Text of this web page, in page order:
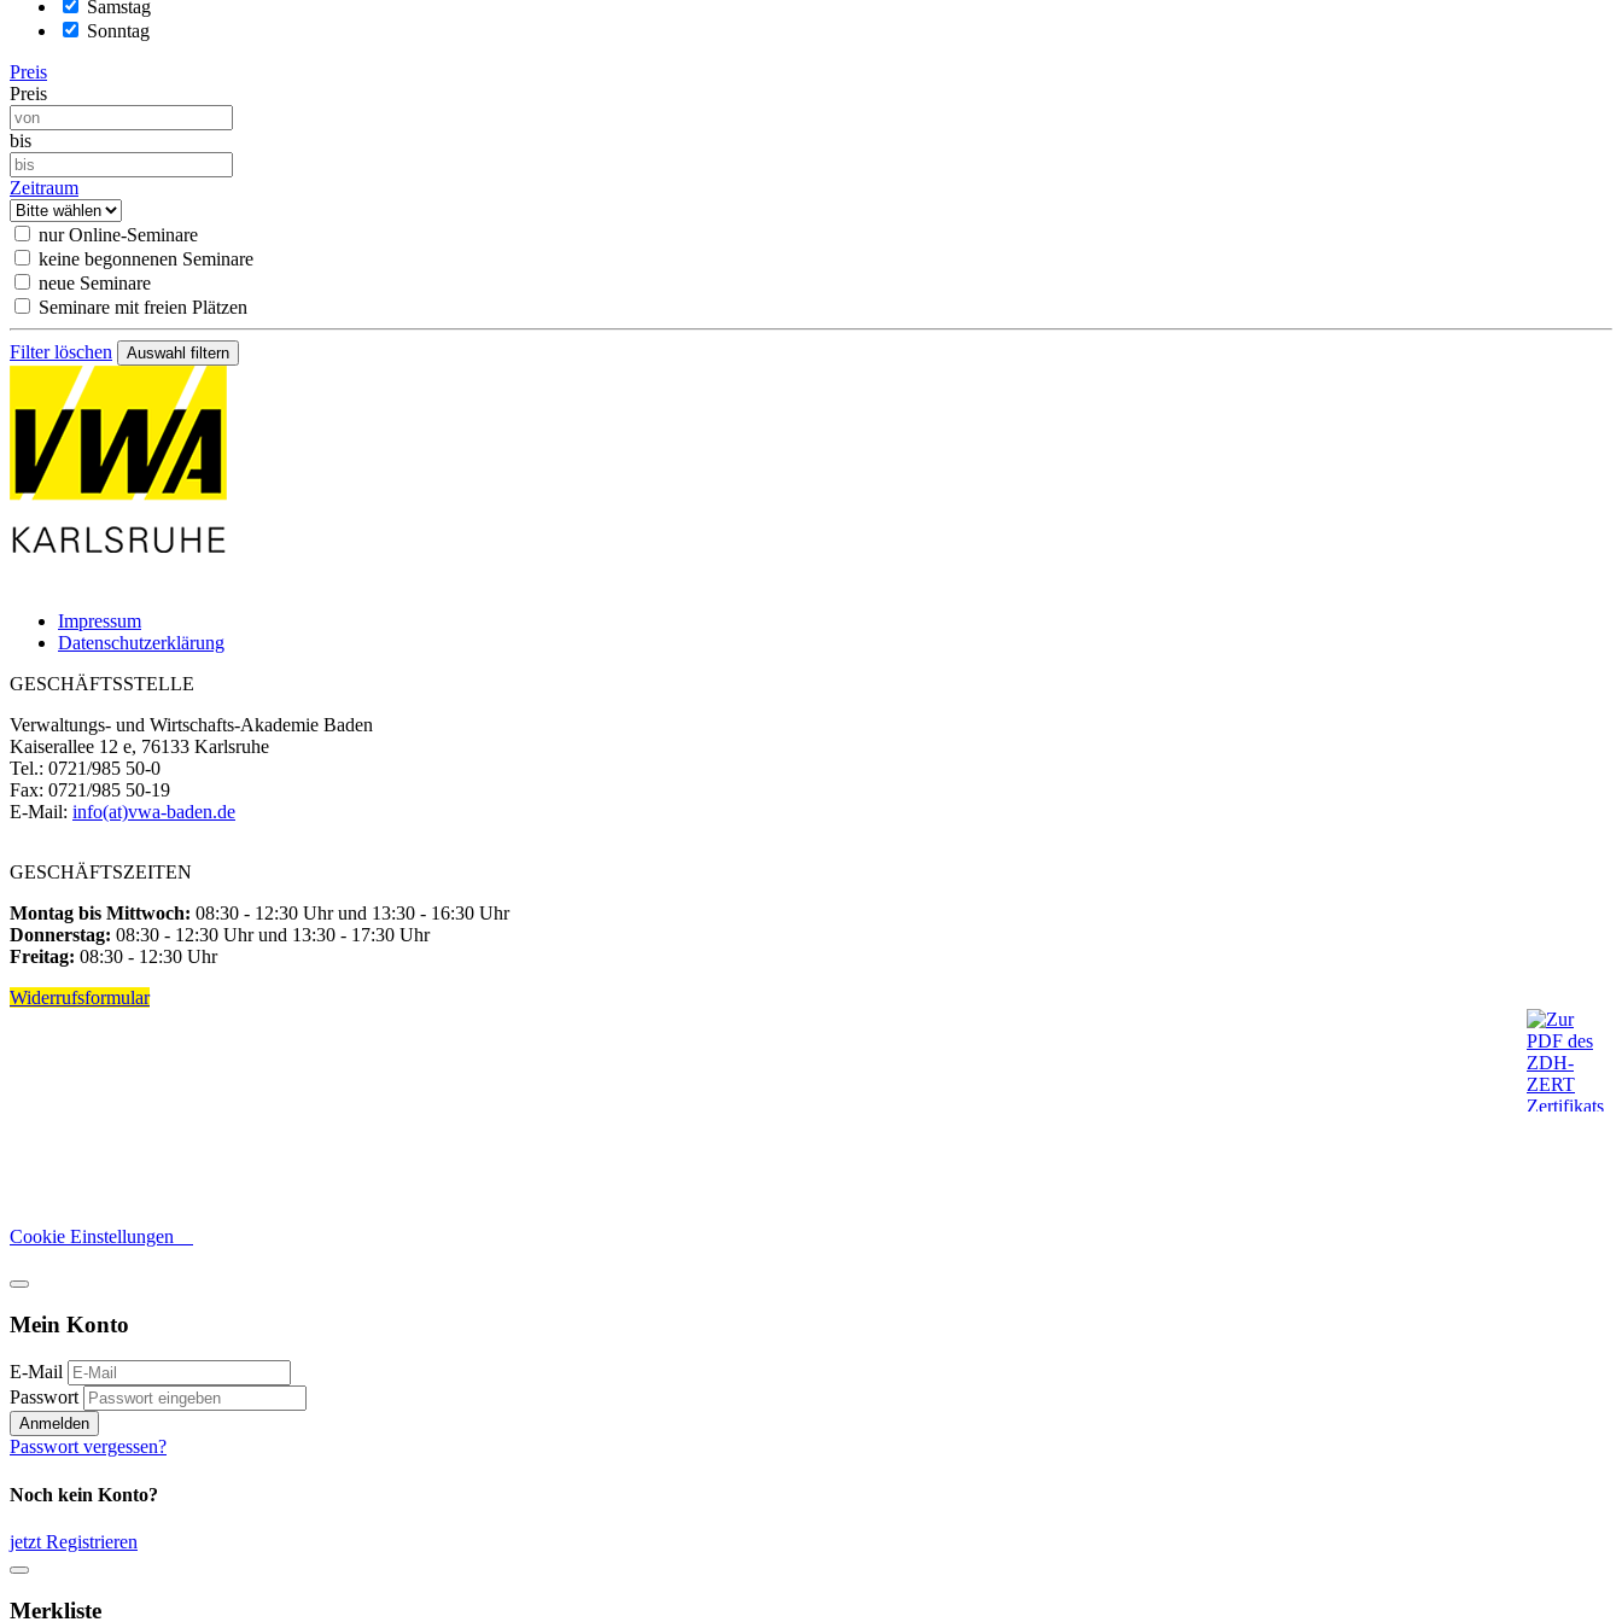
Samstag
Sonntag
Preis
Preis
bis
Zeitraum
nur Online-Seminare
keine begonnenen Seminare
neue Seminare
Seminare mit freien Plätzen
Filter löschen
Impressum
Datenschutzerklärung
GESCHÄFTSSTELLE
Verwaltungs- und Wirtschafts-Akademie Baden
Kaiserallee 12 e, 76133 Karlsruhe
Tel.: 0721/985 50-0
Fax: 0721/985 50-19
E-Mail: info(at)vwa-baden.de
GESCHÄFTSZEITEN
Montag bis Mittwoch: 08:30 - 12:30 Uhr und 13:30 - 16:30 Uhr
Donnerstag: 08:30 - 12:30 Uhr und 13:30 - 17:30 Uhr
Freitag: 08:30 - 12:30 Uhr
Widerrufsformular
Cookie Einstellungen
Mein Konto
E-Mail
Passwort
Anmelden
Passwort vergessen?
Noch kein Konto?
jetzt Registrieren
Merkliste